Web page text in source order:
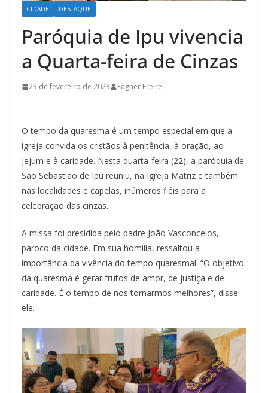
CIDADE DESTAQUE
Paróquia de Ipu vivencia
a Quarta-feira de Cinzas
23 de fevereiro de 2023 Fagner Freire
O tempo da quaresma é um tempo especial em que a
igreja convida os cristãos à penitência, à oração, ao
jejum e à caridade. Nesta quarta-feira (22), a paróquia de
São Sebastião de Ipu reuniu, na Igreja Matriz e também
nas localidades e capelas, inúmeros fiéis para a
celebração das cinzas.
A missa foi presidida pelo padre João Vasconcelos,
pároco da cidade. Em sua homilia, ressaltou a
importância da vivência do tempo quaresmal. “O objetivo
da quaresma é gerar frutos de amor, de justiça e de
caridade. É o tempo de nos tornarmos melhores”, disse
ele.